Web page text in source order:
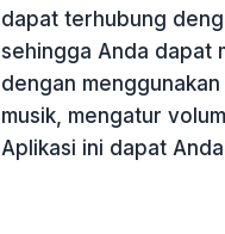
dapat terhubung
sehingga Anda dapat
dengan
musik, mengatur
Aplikasi ini dapat